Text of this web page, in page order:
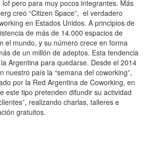
pero para muy pocos integrantes. Más
creó “Citizen Space”, el verdadero
en Estados Unidos. A principios de
de más de 14.000 espacios de
el mundo, y su número crece en forma
de un millón de adeptos. Esta tendencia
Argentina para quedarse. Desde el 2014
nuestro país la “semana del coworking”,
por la Red Argentina de Coworking, en
este tipo pretenden difundir su actividad
realizando charlas, talleres e
gratuitos.